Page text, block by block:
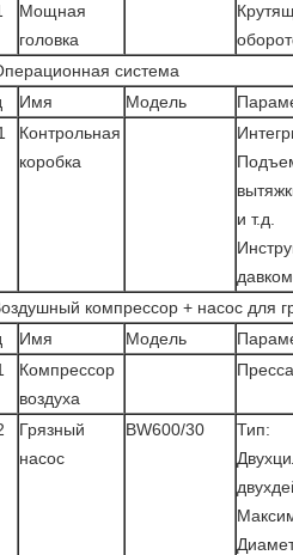
Мощная
головка
система
Имя Модель
Контрольная
коробка
и т.д.
компрессор + насос для
Имя Модель
Компрессор
воздуха
Грязный
насос
BW600/30
Тип: